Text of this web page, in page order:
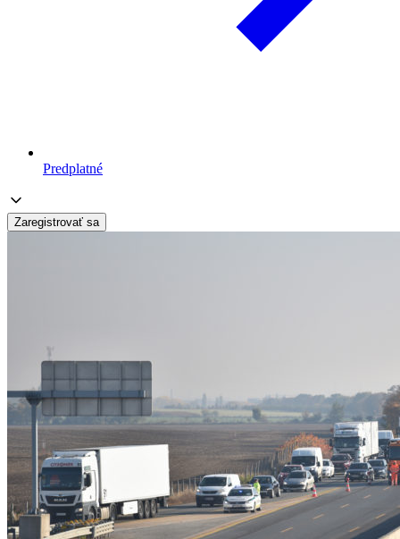
Predplatné
Zaregistrovať sa